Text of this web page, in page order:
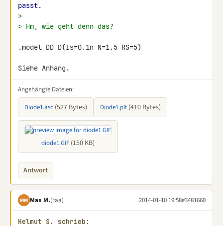
passt.
>
> Hm, wie geht denn das?
.model DD D(Is=0.1n N=1.5 RS=5)
Siehe Anhang.
Angehängte Dateien:
Diode1.asc (527 Bytes) Diode1.plt(410 Bytes)
diode1.GIF (150 KB)
Antwort
MM Max M.(raa) 2014-01-10 19:58#3481660
Helmut S. schrieb: